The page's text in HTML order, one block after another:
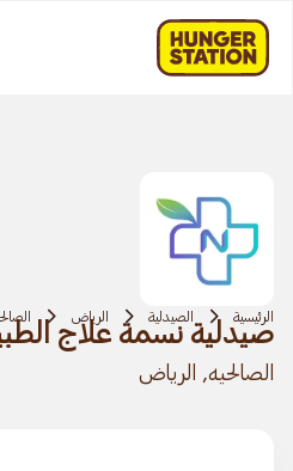
الرئيسية الصيدلية الرياض
صيدلية نسمة علاج
الصالحيه, الرياض